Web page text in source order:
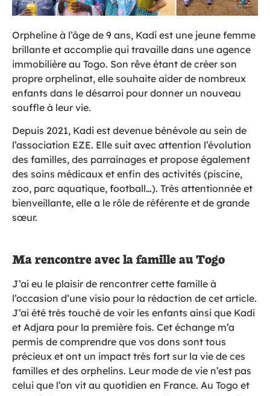
Orpheline à l’âge de 9 ans, Kadi est une jeune femme
brillante et accomplie qui travaille dans une agence
immobilière au Togo. Son rêve étant de créer son
propre orphelinat, elle souhaite aider de nombreux
enfants dans le désarroi pour donner un nouveau
souffle à leur vie.
Depuis 2021, Kadi est devenue bénévole au sein de
l’association EZE. Elle suit avec attention l’évolution
des familles, des parrainages et propose également
des soins médicaux et enfin des activités (piscine,
zoo, parc aquatique, football…). Très attentionnée et
bienveillante, elle a le rôle de référente et de grande
sœur.
Ma rencontre avec la famille au Togo
J’ai eu le plaisir de rencontrer cette famille à
l’occasion d’une visio pour la rédaction de cet article.
J’ai été très touché de voir les enfants ainsi que Kadi
et Adjara pour la première fois. Cet échange m’a
permis de comprendre que vos dons sont tous
précieux et ont un impact très fort sur la vie de ces
familles et des orphelins. Leur mode de vie n’est pas
celui que l’on vit au quotidien en France. Au Togo et